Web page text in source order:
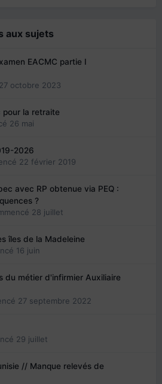
aux sujets
EACMC partie I
27 octobre 2023
pour la retraite
26 mai
2026
22 février 2019
avec RP obtenue via PEQ :
?
28 juillet
îles de la Madeleine
16 juin
du métier d'infirmier Auxiliaire
27 septembre 2022
29 juillet
// Manque relevés de